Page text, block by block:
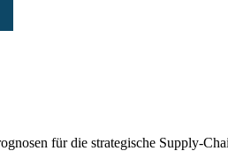
für die strategische Supply-